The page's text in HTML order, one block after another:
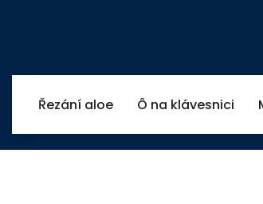
Řezání aloe Ô na klávesnici